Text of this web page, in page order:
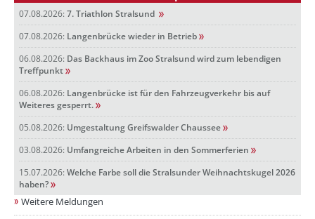
07.08.2026: 7. Triathlon Stralsund
07.08.2026: Langenbrücke wieder in Betrieb
06.08.2026: Das Backhaus im Zoo Stralsund wird zum lebendigen
Treffpunkt
06.08.2026: Langenbrücke ist für den Fahrzeugverkehr bis auf
Weiteres gesperrt.
05.08.2026: Umgestaltung Greifswalder Chaussee
03.08.2026: Umfangreiche Arbeiten in den Sommerferien
15.07.2026: Welche Farbe soll die Stralsunder Weihnachtskugel 2026
haben?
Weitere Meldungen